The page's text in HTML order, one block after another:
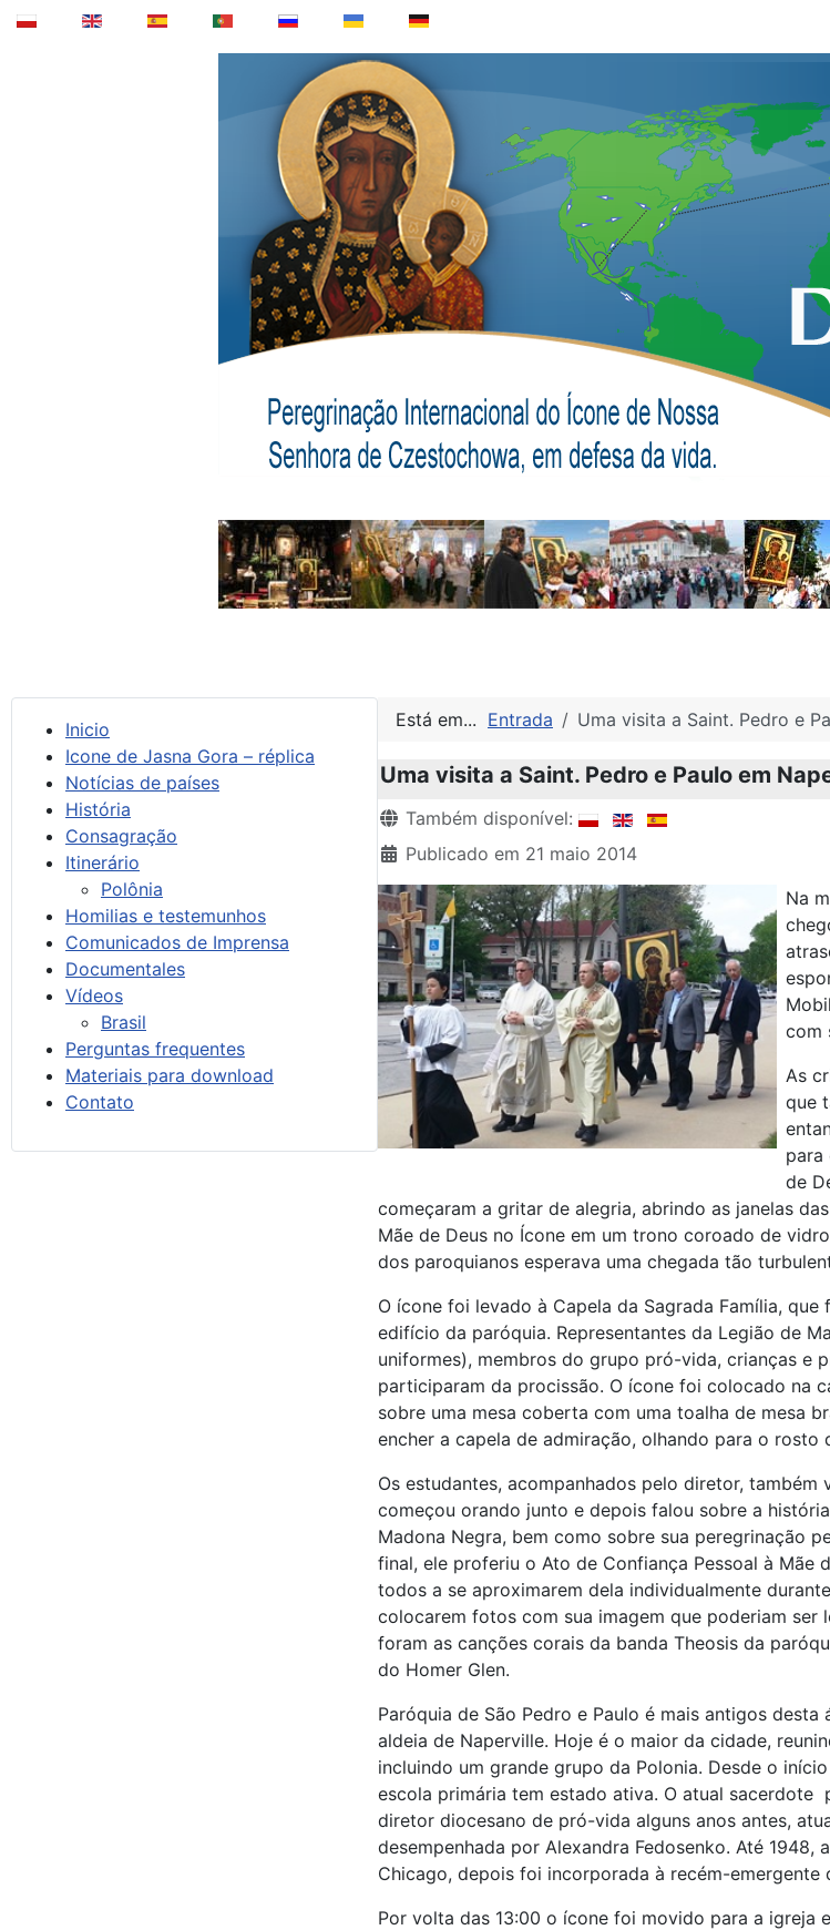
Inicio
Icone de Jasna Gora – réplica
Notícias de países
História
Consagração
Itinerário
Polônia
Homilias e testemunhos
Comunicados de Imprensa
Documentales
Vídeos
Brasil
Perguntas frequentes
Materiais para download
Contato
Está em... Entrada Uma visita a Saint. Pedro e
Uma visita a Saint. Pedro e Paulo em
Detalhes
Também disponível:
Publicado em 21 maio 2014
Na
com
As
que
para
de
começaram a gritar de alegria, abrindo as janelas
Mãe de Deus no Ícone em um trono coroado de
dos paroquianos esperava uma chegada tão
O ícone foi levado à Capela da Sagrada Família,
edifício da paróquia. Representantes da Legião de
uniformes), membros do grupo pró-vida, crianças e
participaram da procissão. O ícone foi colocado na
sobre uma mesa coberta com uma toalha de mesa
encher a capela de admiração, olhando para o
Os estudantes, acompanhados pelo diretor, também
começou orando junto e depois falou sobre a
Madona Negra, bem como sobre sua peregrinação
final, ele proferiu o Ato de Confiança Pessoal à Mãe
todos a se aproximarem dela individualmente
colocarem fotos com sua imagem que poderiam ser
foram as canções corais da banda Theosis da
do Homer Glen.
Paróquia de São Pedro e Paulo é mais antigos
aldeia de Naperville. Hoje é o maior da cidade,
incluindo um grande grupo da Polonia. Desde o
escola primária tem estado ativa. O atual sacerdote
diretor diocesano de pró-vida alguns anos antes,
desempenhada por Alexandra Fedosenko. Até 1948,
Chicago, depois foi incorporada à recém-emergente
Por volta das 13:00 o ícone foi movido para a igreja